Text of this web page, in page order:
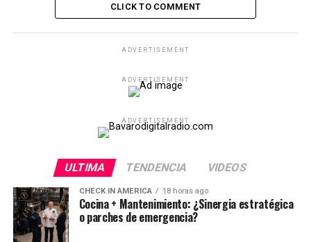
CLICK TO COMMENT
ADVERTISEMENT
ADVERTISEMENT
ADVERTISEMENT
ULTIMA TENDENCIA VIDEOS
CHECK IN AMERICA 18 horas ago
Cocina + Mantenimiento: ¿Sinergia estratégica
o parches de emergencia?